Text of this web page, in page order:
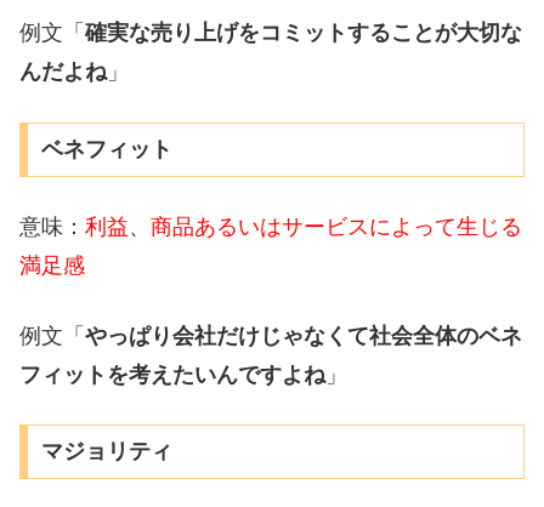
例文「確実な売り上げをコミットすることが大切な
んだよね」
ベネフィット
意味： 利益、 商品あるいはサービスによって生じる
満足感
例文「 やっぱり会社だけじゃなくて社会全体のベネ
フィットを考えたいんですよね 」
マジョリティ